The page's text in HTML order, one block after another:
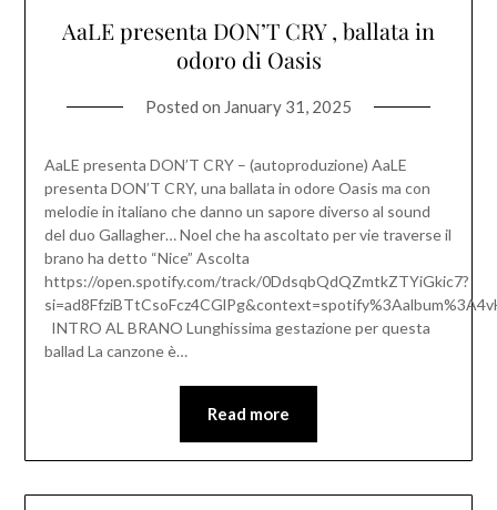
AaLE presenta DON’T CRY , ballata in
odoro di Oasis
Posted on January 31, 2025
AaLE presenta DON’T CRY – (autoproduzione) AaLE
presenta DON’T CRY, una ballata in odore Oasis ma con
melodie in italiano che danno un sapore diverso al sound
del duo Gallagher… Noel che ha ascoltato per vie traverse il
brano ha detto “Nice” Ascolta
https://open.spotify.com/track/0DdsqbQdQZmtkZTYiGkic7?
INTRO AL BRANO Lunghissima gestazione per questa
ballad La canzone è…
Read more